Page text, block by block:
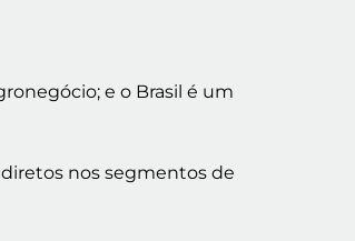
e o Brasil é um
nos segmentos de